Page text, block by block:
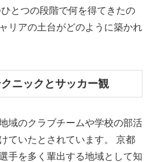
とつの段階で何を得てきたの
リアの土台がどのように築かれ
ニックとサッカー観
域のクラブチームや学校の部活
ていたとされています。 京都
手を多く輩出する地域として知